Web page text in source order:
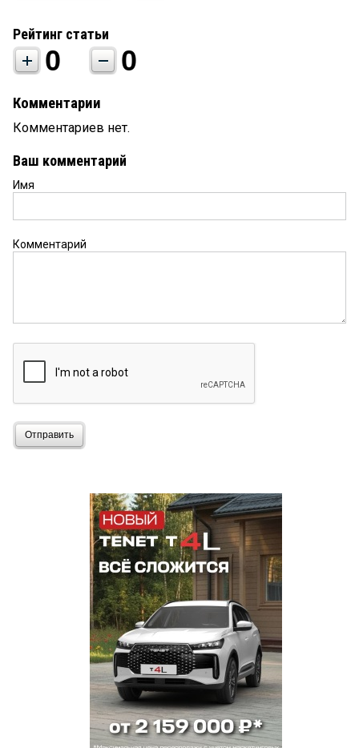
Рейтинг статьи
0 0
Комментарии
Комментариев нет.
Ваш комментарий
Имя
Комментарий
Отправить